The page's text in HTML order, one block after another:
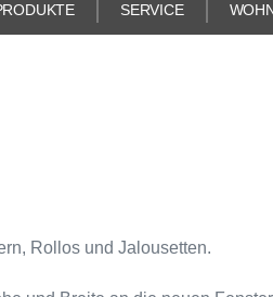
SERVICE
Rollos und Jalousetten.